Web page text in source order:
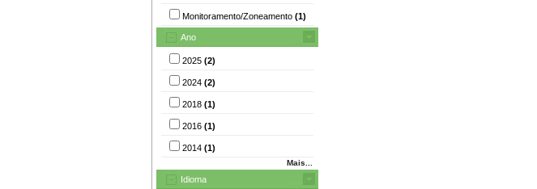
Monitoramento/Zoneamento (1)
Ano
2025 (2)
2024 (2)
2018 (1)
2016 (1)
2014 (1)
Mais...
Idioma